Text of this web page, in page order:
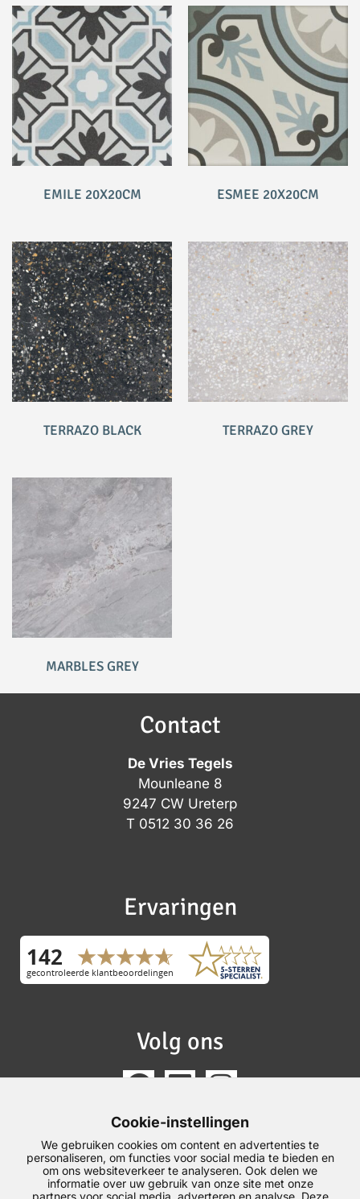
EMILE 20X20CM ESMEE 20X20CM
TERRAZO BLACK TERRAZO GREY
MARBLES GREY
Contact
De Vries Tegels
Mounleane 8
9247 CW Ureterp
T 0512 30 36 26
Ervaringen
Volg ons
Cookie-instellingen
We gebruiken cookies om content en advertenties te
personaliseren, om functies voor social media te bieden en
om ons websiteverkeer te analyseren. Ook delen we
informatie over uw gebruik van onze site met onze
partners voor social media, adverteren en analyse. Deze